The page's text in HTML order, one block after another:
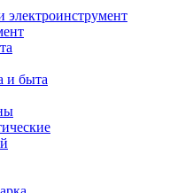
электроинструмент
и быта